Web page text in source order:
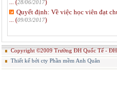
... (28/06/2017)
Quyết định: Về việc học viên đạt
... (09/03/2017)
Copyright ©2009 Trường ĐH Quốc Tế -
Thiết kế bởi cty Phần mềm Anh Quân